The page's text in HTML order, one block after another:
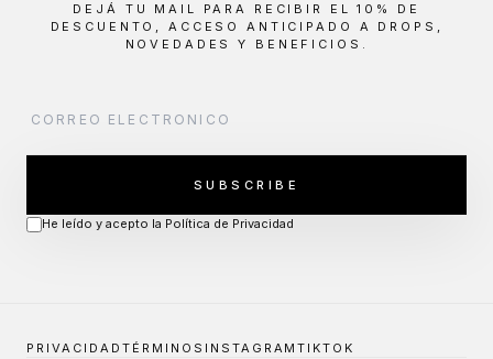
DEJÁ TU MAIL PARA RECIBIR EL 10% DE
DESCUENTO, ACCESO ANTICIPADO A DROPS,
NOVEDADES Y BENEFICIOS.
SUBSCRIBE
He leído y acepto la Política de Privacidad
PRIVACIDAD TÉRMINOS INSTAGRAMTIKTOK